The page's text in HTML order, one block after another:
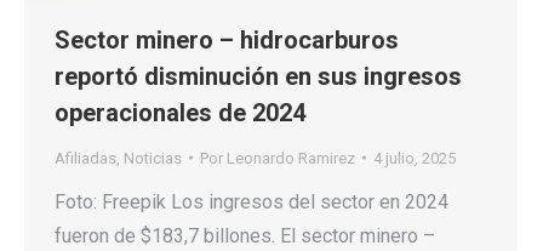
Sector minero – hidrocarburos
reportó disminución en sus ingresos
operacionales de 2024
Afiliadas Noticias Por Leonardo Ramirez 4 julio, 2025
Foto: Freepik Los ingresos del sector en 2024
fueron de $183,7 billones. El sector minero –